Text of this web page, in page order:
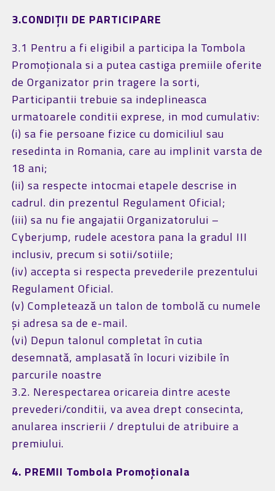
3.CONDIȚII DE PARTICIPARE
3.1 Pentru a fi eligibil a participa la Tombola
Promoționala si a putea castiga premiile oferite
de Organizator prin tragere la sorti,
Participantii trebuie sa indeplineasca
urmatoarele conditii exprese, in mod cumulativ:
(i) sa fie persoane fizice cu domiciliul sau
resedinta in Romania, care au implinit varsta de
18 ani;
(ii) sa respecte intocmai etapele descrise in
cadrul. din prezentul Regulament Oficial;
(iii) sa nu fie angajatii Organizatorului –
Cyberjump, rudele acestora pana la gradul III
inclusiv, precum si sotii/sotiile;
(iv) accepta si respecta prevederile prezentului
Regulament Oficial.
(v) Completează un talon de tombolă cu numele
și adresa sa de e-mail.
(vi) Depun talonul completat în cutia
desemnată, amplasată în locuri vizibile în
parcurile noastre
3.2. Nerespectarea oricareia dintre aceste
prevederi/conditii, va avea drept consecinta,
anularea inscrierii / dreptului de atribuire a
premiului.
4. PREMII Tombola Promoționala